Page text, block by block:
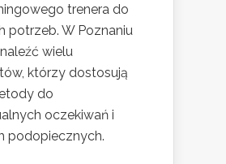
trenera do
potrzeb. W Poznaniu
wielu
którzy dostosują
do
oczekiwań i
podopiecznych.